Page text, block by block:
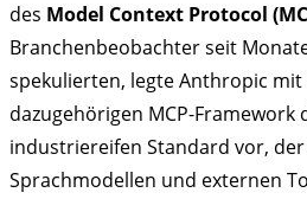
des Model Context Protocol
Branchenbeobachter seit
spekulierten, legte Anthropic mit
dazugehörigen MCP-Framework
industriereifen Standard vor, der
Sprachmodellen und externen